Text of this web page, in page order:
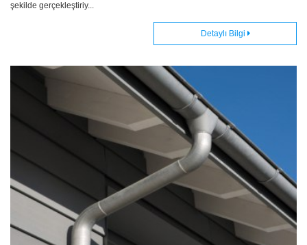
şekilde gerçekleştiriy...
Detaylı Bilgi